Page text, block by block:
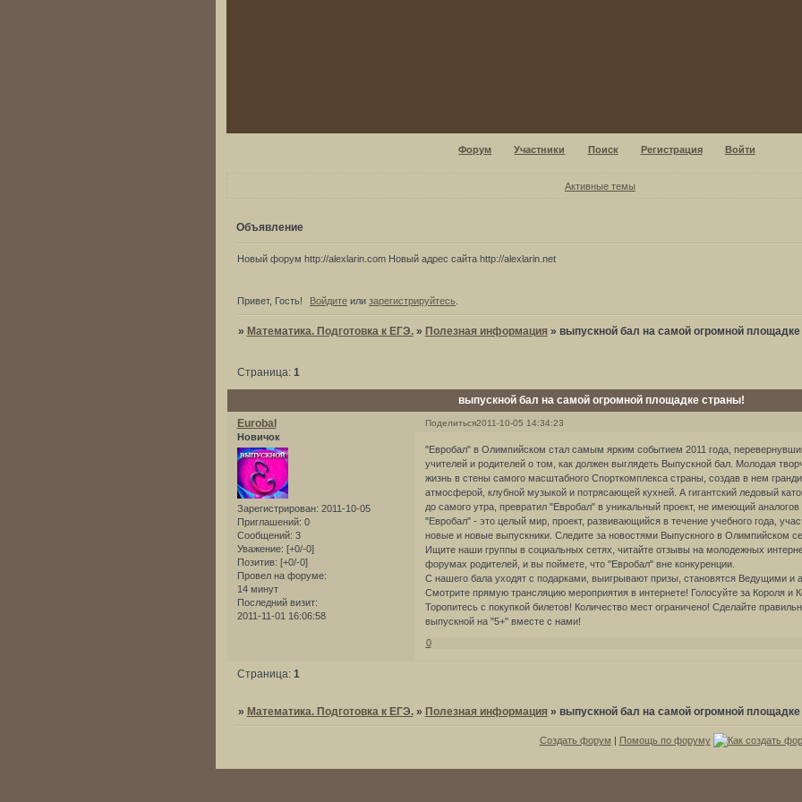
Форум Участники Поиск Регистрация Войти
Активные темы
Объявление
Новый форум http://alexlarin.com Новый адрес сайта http://alexlarin.net
Привет, Гость! Войдите или зарегистрируйтесь
» Математика. Подготовка к ЕГЭ. » Полезная информация » выпускной бал на самой огромной
выпускной бал на самой огромной площадке страны!
Страница: 1
Поделиться2011-10-05 14:34:23
Eurobal
Новичок
Зарегистрирован: 2011-10-05
Приглашений: 0
Сообщений: 3
Уважение: [+0/-0]
Позитив: [+0/-0]
Провел на форуме:
14 минут
Последний визит:
2011-11-01 16:06:58
"Евробал" в Олимпийском стал самым ярким событием 2011 года,
учителей и родителей о том, как должен выглядеть Выпускной бал. Молодая
жизнь в стены самого масштабного Спорткомплекса страны, создав в нем
атмосферой, клубной музыкой и потрясающей кухней. А гигантский ледовый
до самого утра, превратил "Евробал" в уникальный проект, не имеющий
"Евробал" - это целый мир, проект, развивающийся в течение учебного года,
новые и новые выпускники. Следите за новостями Выпускного в Олимпийском
Ищите наши группы в социальных сетях, читайте отзывы на молодежных
форумах родителей, и вы поймете, что "Евробал" вне конкуренции.
С нашего бала уходят с подарками, выигрывают призы, становятся Ведущими и
Смотрите прямую трансляцию мероприятия в интернете! Голосуйте за Короля и
Торопитесь с покупкой билетов! Количество мест ограничено! Сделайте
выпускной на "5+" вместе с нами!
0
Страница: 1
» Математика. Подготовка к ЕГЭ. » Полезная информация » выпускной бал на самой огромной
Создать форум | Помощь по форуму